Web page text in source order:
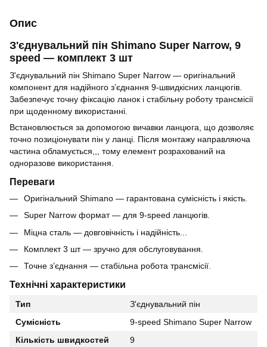
Опис
З'єднувальний пін Shimano Super Narrow, 9
speed — комплект 3 шт
З'єднувальний пін Shimano Super Narrow — оригінальний
компонент для надійного з’єднання 9-швидкісних ланцюгів.
Забезпечує точну фіксацію ланок і стабільну роботу трансмісії
при щоденному використанні.
Встановлюється за допомогою вичавки ланцюга, що дозволяє
точно позиціонувати пін у ланці. Після монтажу направляюча
частина обламується,,, тому елемент розрахований на
одноразове використання.
Переваги
Оригінальний Shimano — гарантована сумісність і якість.
Super Narrow формат — для 9-speed ланцюгів.
Міцна сталь — довговічність і надійність...
Комплект 3 шт — зручно для обслуговування.
Точне з’єднання — стабільна робота трансмісії.
Технічні характеристики
Тип
З'єднувальний пін
Сумісність
9-speed Shimano Super Narrow
Кількість швидкостей
9